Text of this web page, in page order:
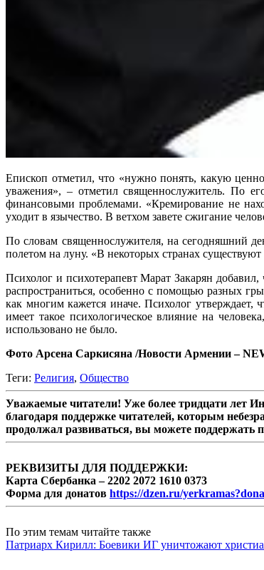
Епископ отметил, что «нужно понять, какую
уважения», – отметил священнослужитель. По
финансовыми проблемами. «Кремирование не
уходит в язычество. В ветхом завете сжигание
По словам священнослужителя, на сегодняшний
полетом на луну. «В некоторых странах
Психолог и психотерапевт Марат Закарян добавил,
распространиться, особенно с помощью разных
как многим кажется иначе. Психолог утверждает,
имеет такое психологическое влияние на
использовано не было.
Фото Арсена Саркисяна /Новости Армении –
Теги: Религия, Общество
Уважаемые читатели! Уже более тридцати лет
благодаря поддержке читателей, которым
продолжал развиваться, вы можете поддержать
РЕКВИЗИТЫ ДЛЯ ПОДДЕРЖКИ:
Карта Сбербанка – 2202 2072 1610 0373
Форма для донатов https://dzen.ru/
По этим темам читайте также
Патриарх Кирилл: Боевики ИГ уничтожают